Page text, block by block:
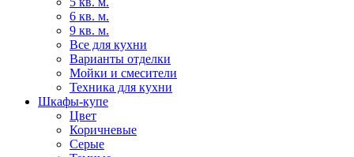
6 кв. м.
9 кв. м.
Все для кухни
Варианты отделки
Мойки и смесители
Техника для кухни
Шкафы-купе
Цвет
Коричневые
Серые